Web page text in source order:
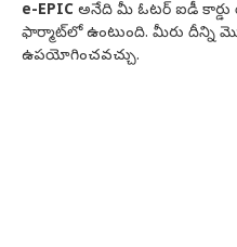
e-EPIC అనేది మీ ఓటర్ ఐడీ కార్డు
ఫార్మాట్‌లో ఉంటుంది. మీరు దీన్ని
ఉపయోగించవచ్చు.